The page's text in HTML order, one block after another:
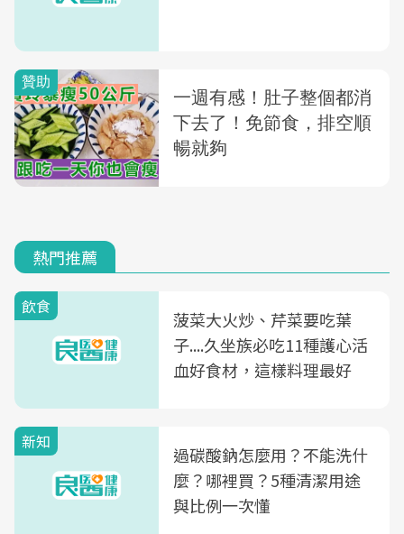
熱門推薦
飲食
菠菜大火炒、芹菜要吃葉
子....久坐族必吃11種護心活
血好食材，這樣料理最好
新知
過碳酸鈉怎麼用？不能洗什
麼？哪裡買？5種清潔用途
與比例一次懂